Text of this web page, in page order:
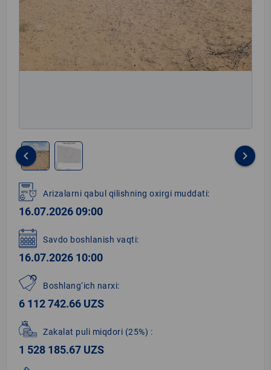
1
of
2
keyboard_arrow_left keyboard_arrow_right
Arizalarni qabul qilishning oxirgi muddati:
16.07.2026 09:00
Savdo boshlanish vaqti:
16.07.2026 10:00
Boshlang‘ich narxi:
6 112 742.66 UZS
Zakalat puli miqdori (25%) :
1 528 185.67 UZS